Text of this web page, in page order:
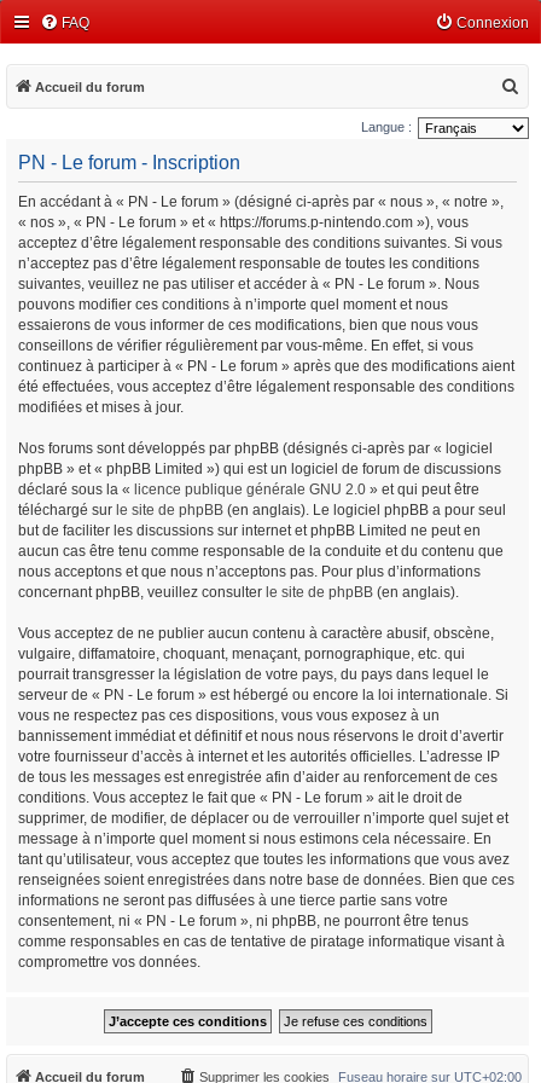
FAQ Connexion
Accueil du forum
e
c
Langue :
PN - Le forum - Inscription
En accédant à « PN - Le forum » (désigné ci-après par « nous », « notre »,
« nos », « PN - Le forum » et « https://forums.p-nintendo.com »), vous
acceptez d’être légalement responsable des conditions suivantes. Si vous
n’acceptez pas d’être légalement responsable de toutes les conditions
suivantes, veuillez ne pas utiliser et accéder à « PN - Le forum ». Nous
pouvons modifier ces conditions à n’importe quel moment et nous
essaierons de vous informer de ces modifications, bien que nous vous
conseillons de vérifier régulièrement par vous-même. En effet, si vous
continuez à participer à « PN - Le forum » après que des modifications aient
été effectuées, vous acceptez d’être légalement responsable des conditions
modifiées et mises à jour.
Nos forums sont développés par phpBB (désignés ci-après par « logiciel
phpBB » et « phpBB Limited ») qui est un logiciel de forum de discussions
déclaré sous la « licence publique générale GNU 2.0 » et qui peut être
téléchargé sur le site de phpBB (en anglais). Le logiciel phpBB a pour seul
but de faciliter les discussions sur internet et phpBB Limited ne peut en
aucun cas être tenu comme responsable de la conduite et du contenu que
nous acceptons et que nous n’acceptons pas. Pour plus d’informations
concernant phpBB, veuillez consulter le site de phpBB (en anglais).
Vous acceptez de ne publier aucun contenu à caractère abusif, obscène,
vulgaire, diffamatoire, choquant, menaçant, pornographique, etc. qui
pourrait transgresser la législation de votre pays, du pays dans lequel le
serveur de « PN - Le forum » est hébergé ou encore la loi internationale. Si
vous ne respectez pas ces dispositions, vous vous exposez à un
bannissement immédiat et définitif et nous nous réservons le droit d’avertir
votre fournisseur d’accès à internet et les autorités officielles. L’adresse IP
de tous les messages est enregistrée afin d’aider au renforcement de ces
conditions. Vous acceptez le fait que « PN - Le forum » ait le droit de
supprimer, de modifier, de déplacer ou de verrouiller n’importe quel sujet et
message à n’importe quel moment si nous estimons cela nécessaire. En
tant qu’utilisateur, vous acceptez que toutes les informations que vous avez
renseignées soient enregistrées dans notre base de données. Bien que ces
informations ne seront pas diffusées à une tierce partie sans votre
consentement, ni « PN - Le forum », ni phpBB, ne pourront être tenus
comme responsables en cas de tentative de piratage informatique visant à
compromettre vos données.
Accueil du forum Fuseau horaire sur UTC+02:00
Supprimer les cookies